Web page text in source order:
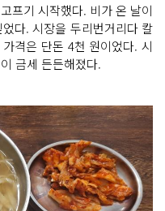
프기 시작했다. 비가 온 날이
다. 시장을 두리번거리다 칼
격은 단돈 4천 원이었다. 시
금세 든든해졌다.